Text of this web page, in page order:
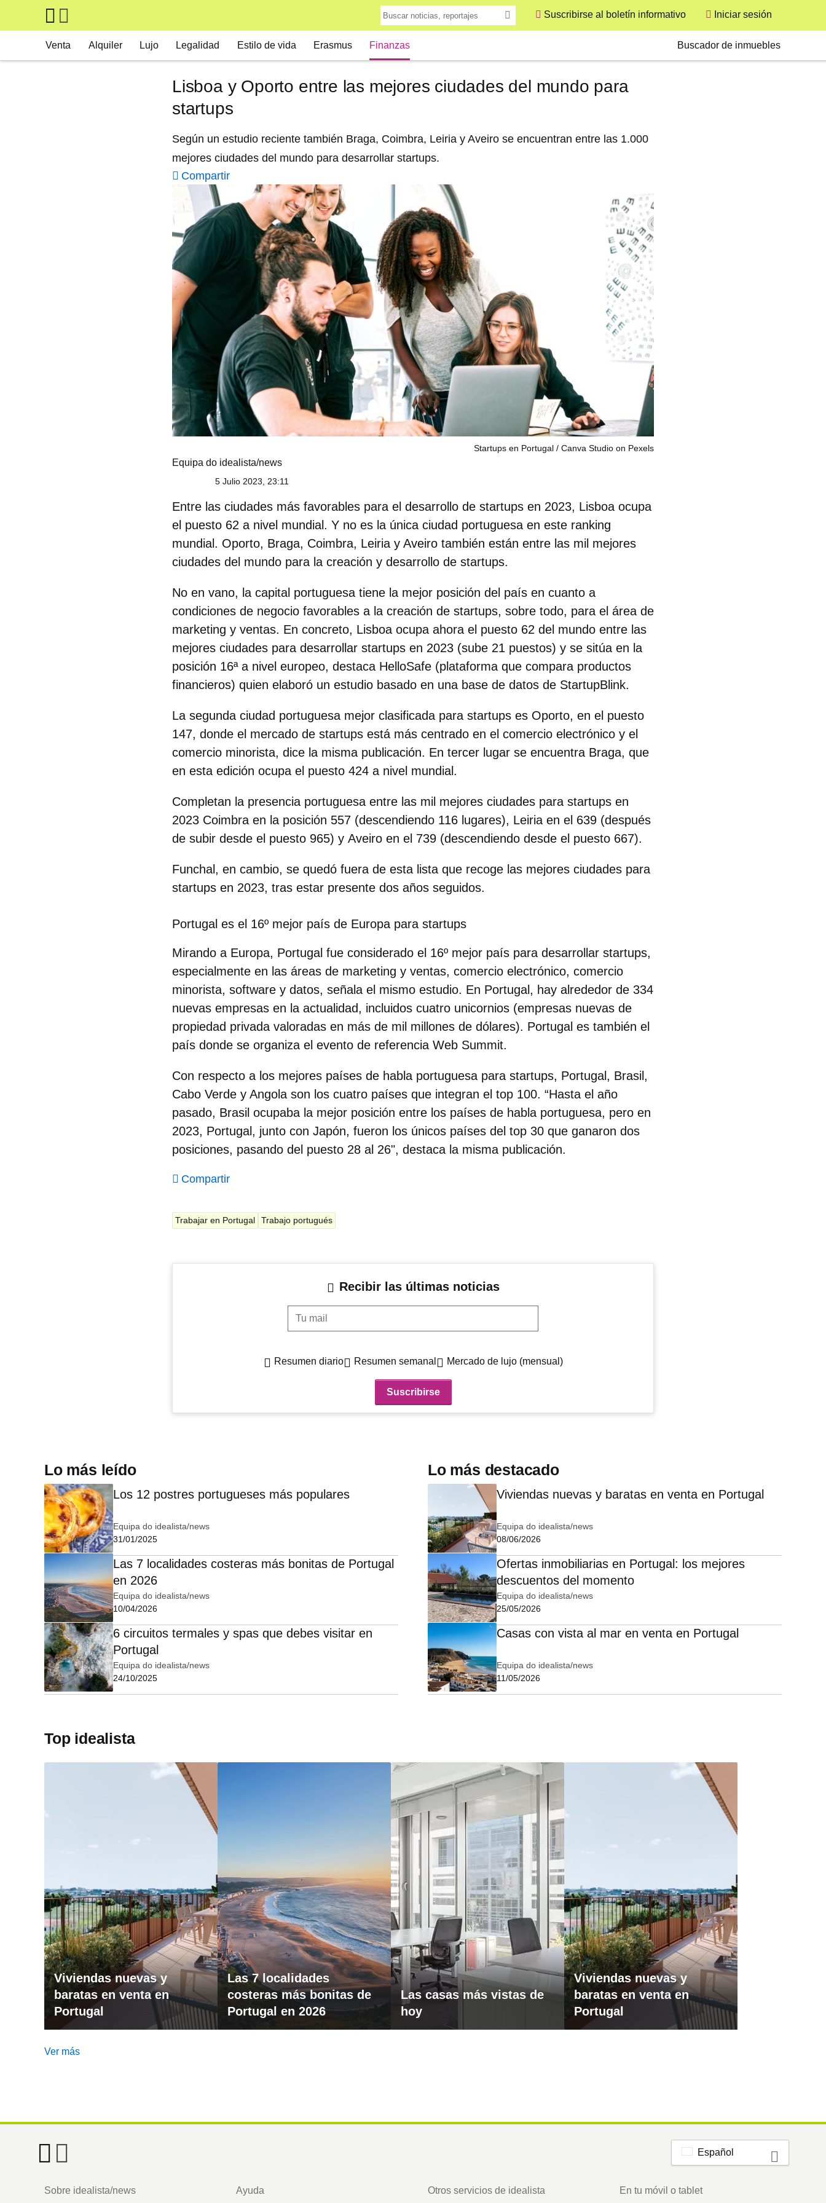
Skip to main content
Suscribirse al boletín informativo
User
Iniciar sesión
Venta Alquiler Lujo Legalidad Estilo de vida Erasmus Finanzas Buscador de inmuebles
Lisboa y Oporto entre las mejores ciudades del mundo para
startups
Según un estudio reciente también Braga, Coimbra, Leiria y Aveiro se encuentran entre las 1.000
mejores ciudades del mundo para desarrollar startups.
Compartir
Startups en Portugal Canva Studio on Pexels
Equipa do idealista/news
5 Julio 2023, 23:11
Entre las ciudades más favorables para el desarrollo de startups en 2023, Lisboa ocupa
el puesto 62 a nivel mundial . Y no es la única ciudad portuguesa en este ranking
mundial. Oporto, Braga, Coimbra, Leiria y Aveiro también están entre las mil mejores
ciudades del mundo para la creación y desarrollo de startups.
No en vano, la capital portuguesa tiene la mejor posición del país en cuanto a
condiciones de negocio favorables a la creación de startups, sobre todo, para el área de
marketing y ventas. En concreto, Lisboa ocupa ahora el puesto 62 del mundo entre las
mejores ciudades para desarrollar startups en 2023 (sube 21 puestos) y se sitúa en la
posición 16ª a nivel europeo, destaca HelloSafe (plataforma que compara productos
financieros) quien elaboró un estudio basado en una base de datos de StartupBlink.
La segunda ciudad portuguesa mejor clasificada para startups es Oporto, en el puesto
147, donde el mercado de startups está más centrado en el comercio electrónico y el
comercio minorista, dice la misma publicación. En tercer lugar se encuentra Braga, que
en esta edición ocupa el puesto 424 a nivel mundial.
Completan la presencia portuguesa entre las mil mejores ciudades para startups en
2023 Coimbra en la posición 557 (descendiendo 116 lugares), Leiria en el 639 (después
de subir desde el puesto 965) y Aveiro en el 739 (descendiendo desde el puesto 667).
Funchal , en cambio, se quedó fuera de esta lista que recoge las mejores ciudades para
startups en 2023, tras estar presente dos años seguidos.
Portugal es el 16º mejor país de Europa para startups
Mirando a Europa, Portugal fue considerado el 16º mejor país para desarrollar startups,
especialmente en las áreas de marketing y ventas, comercio electrónico, comercio
minorista, software y datos, señala el mismo estudio. En Portugal, hay alrededor de 334
nuevas empresas en la actualidad, incluidos cuatro unicornios (empresas nuevas de
propiedad privada valoradas en más de mil millones de dólares). Portugal es también el
país donde se organiza el evento de referencia Web Summit.
Con respecto a los mejores países de habla portuguesa para startups, Portugal, Brasil,
Cabo Verde y Angola son los cuatro países que integran el top 100. “Hasta el año
pasado, Brasil ocupaba la mejor posición entre los países de habla portuguesa, pero en
2023, Portugal, junto con Japón, fueron los únicos países del top 30 que ganaron dos
posiciones, pasando del puesto 28 al 26", destaca la misma publicación.
Compartir
Trabajar en Portugal Trabajo portugués
Recibir las últimas noticias
Tu mail
Resumen diario Resumen semanal Mercado de lujo (mensual)
Lo más leído
Los 12 postres portugueses más populares
Equipa do idealista/news
31/01/2025
Las 7 localidades costeras más bonitas de Portugal
en 2026
Equipa do idealista/news
10/04/2026
6 circuitos termales y spas que debes visitar en
Portugal
Equipa do idealista/news
24/10/2025
Lo más destacado
Viviendas nuevas y baratas en venta en Portugal
Equipa do idealista/news
08/06/2026
Ofertas inmobiliarias en Portugal: los mejores
descuentos del momento
Equipa do idealista/news
25/05/2026
Casas con vista al mar en venta en Portugal
Equipa do idealista/news
11/05/2026
Top idealista
Viviendas nuevas y
baratas en venta en
Portugal
Las 7 localidades
costeras más bonitas de
Portugal en 2026
Las casas más vistas de
hoy
Viviendas nuevas y
baratas en venta en
Portugal
Ver más
Español
Footer
Sobre idealista/news Ayuda Otros servicios de idealista En tu móvil o tablet